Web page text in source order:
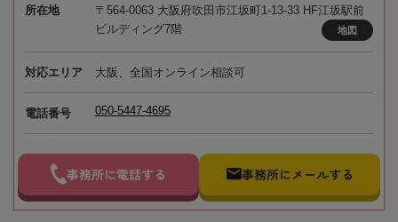
所在地
〒564-0063 大阪府吹田市江坂町1-13-33 HF江坂駅前
ビルディング7階
地図
対応エリア 大阪、全国オンライン相談可
電話番号 050-5447-4695
事務所に電話する 事務所にメールする